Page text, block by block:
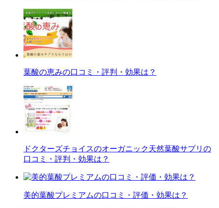
葉酸の恵みの口コミ・評判・効果は？
ドクターズチョイスのオーガニック天然葉酸サプリの
口コミ・評判・効果は？
美的葉酸プレミアムの口コミ・評価・効果は？